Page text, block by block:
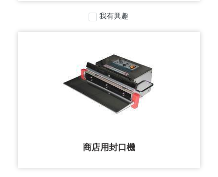
我有興趣
商店用封口機